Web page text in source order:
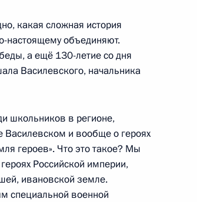
какая сложная история
настоящему объединяют.
а ещё 130-летие со дня
Василевского, начальника
школьников в регионе,
Василевском и вообще о героях
героев». Что это такое? Мы
Российской империи,
ивановской земле.
специальной военной